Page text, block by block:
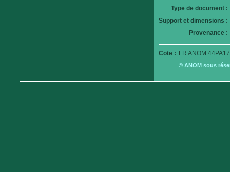
Type de document :
Support et dimensions :
Provenance :
Cote : FR ANOM
© ANOM sous